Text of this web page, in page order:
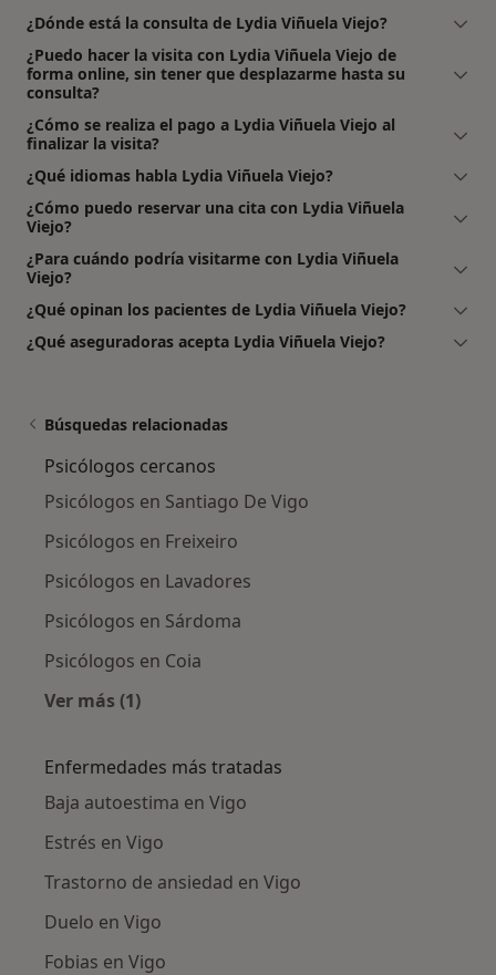
¿Dónde está la consulta de Lydia Viñuela Viejo?
¿Puedo hacer la visita con Lydia Viñuela Viejo de
forma online, sin tener que desplazarme hasta su
consulta?
¿Cómo se realiza el pago a Lydia Viñuela Viejo al
finalizar la visita?
¿Qué idiomas habla Lydia Viñuela Viejo?
¿Cómo puedo reservar una cita con Lydia Viñuela
Viejo?
¿Para cuándo podría visitarme con Lydia Viñuela
Viejo?
¿Qué opinan los pacientes de Lydia Viñuela Viejo?
¿Qué aseguradoras acepta Lydia Viñuela Viejo?
Búsquedas relacionadas
Psicólogos cercanos
Psicólogos en Santiago De Vigo
Psicólogos en Freixeiro
Psicólogos en Lavadores
Psicólogos en Sárdoma
Psicólogos en Coia
Ver más (1)
Enfermedades más tratadas
Baja autoestima en Vigo
Estrés en Vigo
Trastorno de ansiedad en Vigo
Duelo en Vigo
Fobias en Vigo